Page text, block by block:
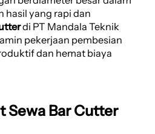
hasil yang rapi dan
di PT Mandala Teknik
pekerjaan pembesian
dan hemat biaya
Sewa Bar Cutter